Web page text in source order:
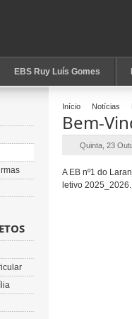
EBS Ruy Luís Gomes
Início Notícias
Bem-
Quinta, 23
A EB nº1 do
letivo 2025_2026.